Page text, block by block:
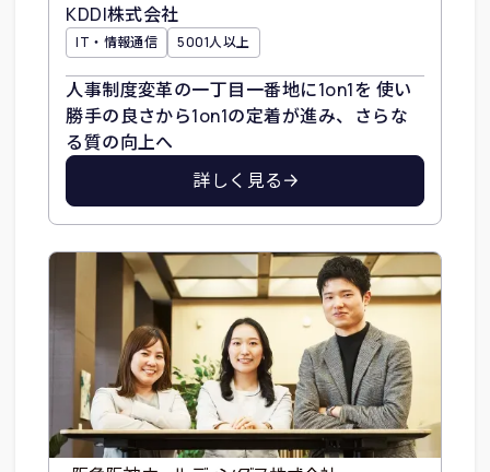
KDDI株式会社
IT・情報通信 5001人以上
人事制度変革の一丁目一番地に1on1を 使い
勝手の良さから1on1の定着が進み、さらな
る質の向上へ
詳しく見る